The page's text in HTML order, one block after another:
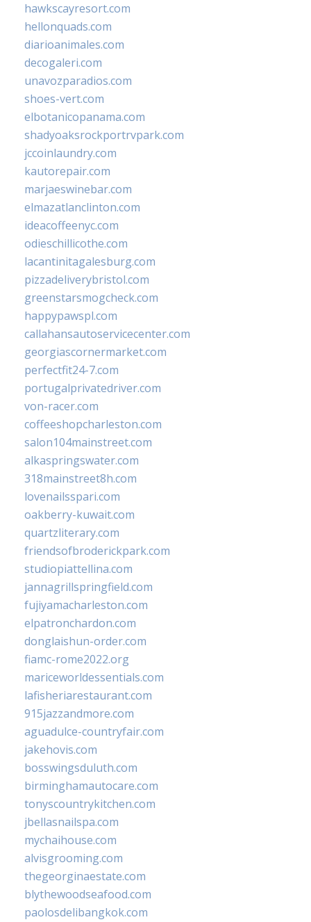
hawkscayresort.com
hellonquads.com
diarioanimales.com
decogaleri.com
unavozparadios.com
shoes-vert.com
elbotanicopanama.com
shadyoaksrockportrvpark.com
jccoinlaundry.com
kautorepair.com
marjaeswinebar.com
elmazatlanclinton.com
ideacoffeenyc.com
odieschillicothe.com
lacantinitagalesburg.com
pizzadeliverybristol.com
greenstarsmogcheck.com
happypawspl.com
callahansautoservicecenter.com
georgiascornermarket.com
perfectfit24-7.com
portugalprivatedriver.com
von-racer.com
coffeeshopcharleston.com
salon104mainstreet.com
alkaspringswater.com
318mainstreet8h.com
lovenailsspari.com
oakberry-kuwait.com
quartzliterary.com
friendsofbroderickpark.com
studiopiattellina.com
jannagrillspringfield.com
fujiyamacharleston.com
elpatronchardon.com
donglaishun-order.com
fiamc-rome2022.org
mariceworldessentials.com
lafisheriarestaurant.com
915jazzandmore.com
aguadulce-countryfair.com
jakehovis.com
bosswingsduluth.com
birminghamautocare.com
tonyscountrykitchen.com
jbellasnailspa.com
mychaihouse.com
alvisgrooming.com
thegeorginaestate.com
blythewoodseafood.com
paolosdelibangkok.com